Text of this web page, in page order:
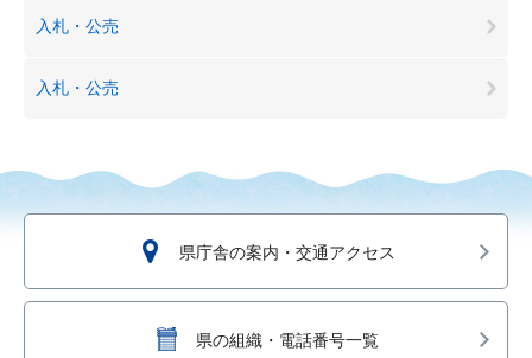
入札・公売
入札・公売
県庁舎の案内・交通アクセス
県の組織・電話番号一覧